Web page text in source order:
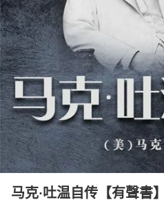
女裝 男裝
日本購物 電子/紙本書
HOT
马克·吐温自传【有聲書】